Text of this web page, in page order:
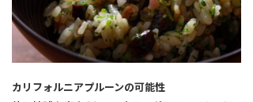
カリフォルニアプルーンの可能性